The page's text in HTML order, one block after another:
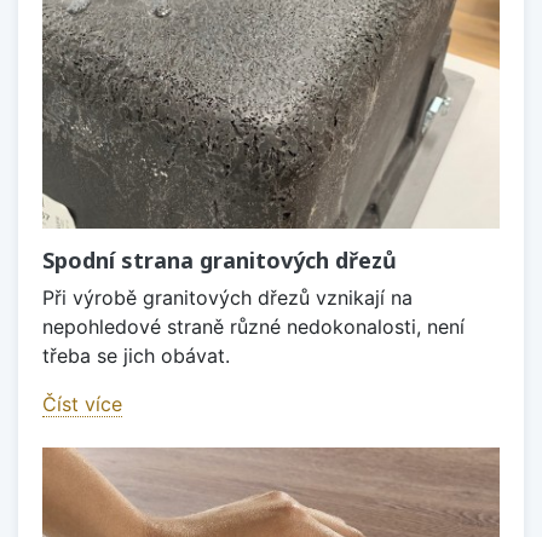
Spodní strana granitových dřezů
Při výrobě granitových dřezů vznikají na
nepohledové straně různé nedokonalosti, není
třeba se jich obávat.
Číst více